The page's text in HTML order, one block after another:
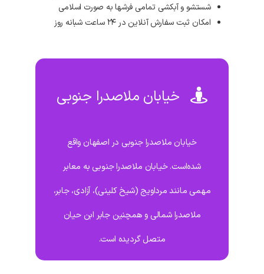
شستشو و آبکشی تمامی فرشها به صورت اسلامی
امکان ثبت سفارش آنلاین در ۲۴ ساعت شبانه روز
خیابان ملاصدرا جنوبی
خیابان ملاصدرا جنوبی در اصفهان واقع
شده‌است. خیابان ملاصدرا جنوبی به معابر
مهمی مانند مرداویج (شیخ کلینی)، آزادی، جابر،
ملاصدرا شمالی و همچنین جابر ابن حیان
متصل گردیده است.